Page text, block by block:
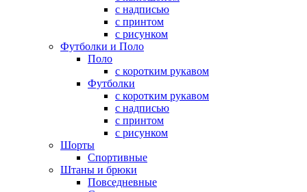
с надписью
с принтом
с рисунком
Футболки и Поло
Поло
с коротким рукавом
Футболки
с коротким рукавом
с надписью
с принтом
с рисунком
Шорты
Спортивные
Штаны и брюки
Повседневные